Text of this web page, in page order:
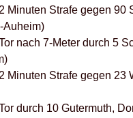
Strafe gegen 90
Auheim)
7-Meter durch 5
Strafe gegen 23
10 Gutermuth,